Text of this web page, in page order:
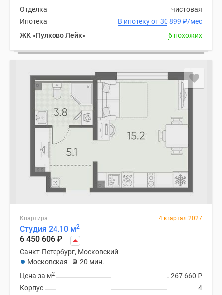
чистовая
Отделка
В ипотеку от 30 899 ₽/мес
Ипотека
ЖК «Пулково Лейк»
6 похожих
Квартира 4 квартал 2027
Студия 24.10 м2
6 450 606 ₽
Санкт-Петербург, Московский
Московская
20 мин.
267 660 ₽
Цена за м2
4
Корпус